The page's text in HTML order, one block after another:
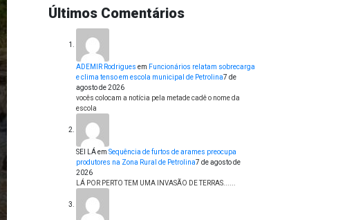
Últimos Comentários
ADEMIR Rodrigues em Funcionários relatam sobrecarga
e clima tenso em escola municipal de Petrolina7 de
agosto de 2026
vocês colocam a notícia pela metade cadê o nome da
escola
SEI LÁem Sequência de furtos de arames preocupa
produtores na Zona Rural de Petrolina7 de agosto de
2026
LÁ POR PERTO TEM UMA INVASÃO DE TERRAS......